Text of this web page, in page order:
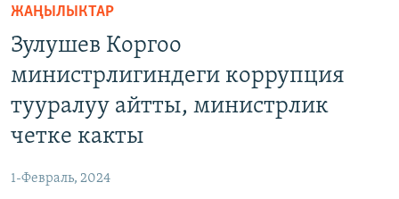
өтүңүз
Издөөгө
салыңызКЫРГЫЗСТАН
ДҮЙНӨ
БҮГҮН АЗАТТЫКТА
ПОДКАСТ
ЖАҢЫЛЫКТАР
Зулушев Коргоо
министрлигиндеги коррупция
тууралуу айтты, министрлик
четке какты
1-Февраль, 2024